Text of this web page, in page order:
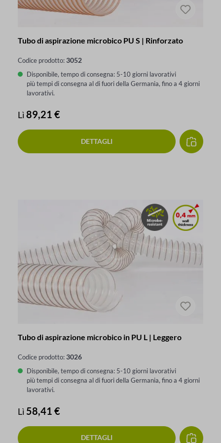
Tubo di aspirazione microbico PU S | Rinforzato
Codice prodotto:3052
Disponibile, tempo di consegna: 5-10 giorni lavorativi
più tempi di consegna al di fuori della Germania, fino a 4 giorni
lavorativi.
Prezzo normale:
Lì89,21 €
DETTAGLI
Tubo di aspirazione microbico in PU L | Leggero
Codice prodotto:3026
Disponibile, tempo di consegna: 5-10 giorni lavorativi
più tempi di consegna al di fuori della Germania, fino a 4 giorni
lavorativi.
Prezzo normale:
Lì 58,41 €
DETTAGLI